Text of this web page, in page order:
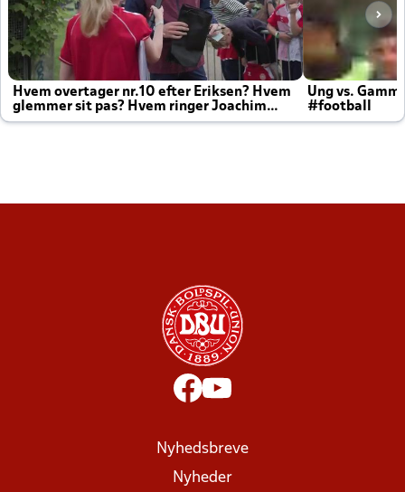
Hvem overtager nr.10 efter Eriksen? Hvem
glemmer sit pas? Hvem ringer Joachim
altid til efter kampe?
Ung vs.
#football
Nyhedsbreve
Nyheder